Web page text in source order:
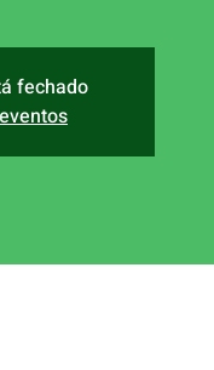
fechado